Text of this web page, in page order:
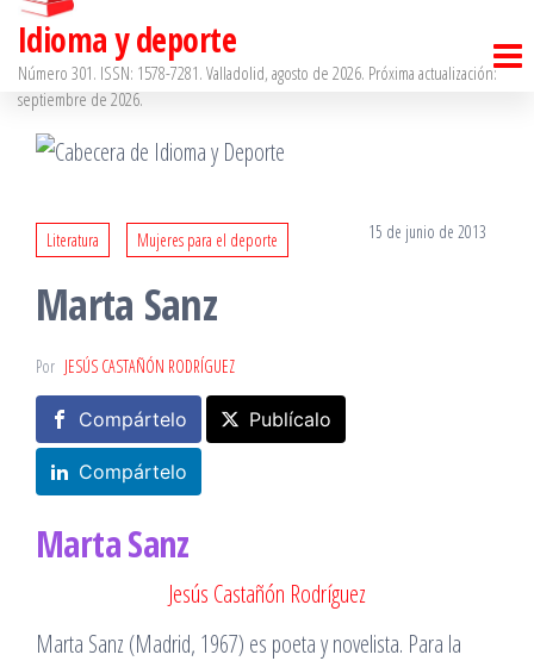
Idioma y deporte
Número 301. ISSN: 1578-7281. Valladolid, agosto de 2026. Próxima actualización:
septiembre de 2026.
Literatura Mujeres para el deporte 15 de junio de 2013
Marta Sanz
Por JESÚS CASTAÑÓN RODRÍGUEZ
Compártelo Publícalo
Compártelo
Marta Sanz
Jesús Castañón Rodríguez
Marta Sanz (Madrid, 1967) es poeta y novelista. Para la